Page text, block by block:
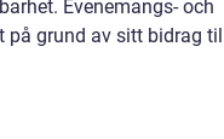
Evenemangs- och
på grund av sitt bidrag